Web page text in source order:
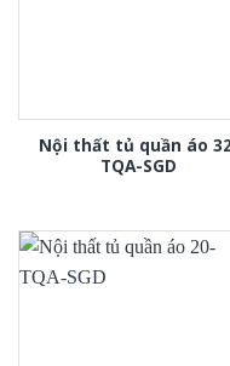
Nội thất tủ quần áo
TQA-SGD